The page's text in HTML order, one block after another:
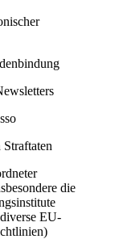
die
EU-